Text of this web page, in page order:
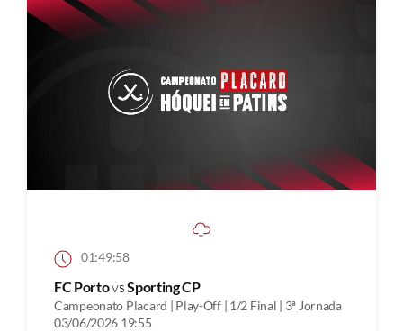
01:49:58
FC PortovsSporting CP
Campeonato Placard | Play-Off | 1/2 Final | 3ª Jornada
03/06/2026 19:55